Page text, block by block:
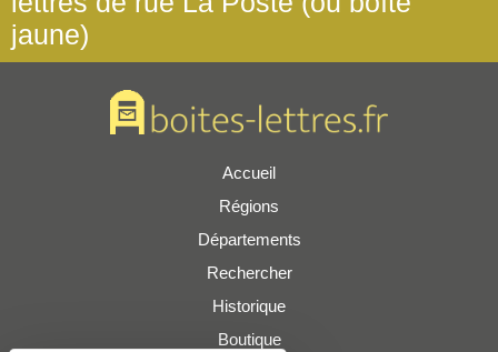
jaune)
Accueil
Régions
Départements
Rechercher
Historique
Boutique